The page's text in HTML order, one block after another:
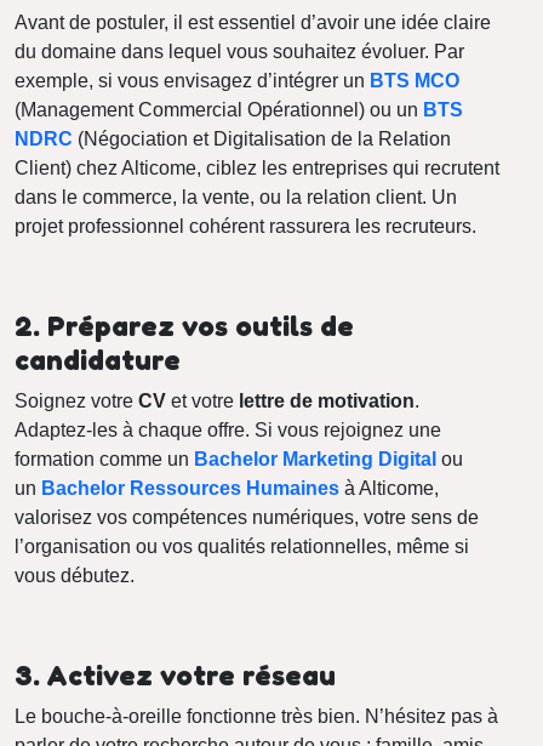
Avant de postuler, il est essentiel d’avoir une idée claire
du domaine dans lequel vous souhaitez évoluer. Par
exemple, si vous envisagez d’intégrer un BTS MCO
(Management Commercial Opérationnel) ou un BTS
NDRC (Négociation et Digitalisation de la Relation
Client) chez Alticome, ciblez les entreprises qui recrutent
dans le commerce, la vente, ou la relation client. Un
projet professionnel cohérent rassurera les recruteurs.
2. Préparez vos outils de
candidature
Soignez votre CV et votre lettre de motivation.
Adaptez-les à chaque offre. Si vous rejoignez une
formation comme un Bachelor Marketing Digital ou
un Bachelor Ressources Humaines à Alticome,
valorisez vos compétences numériques, votre sens de
l’organisation ou vos qualités relationnelles, même si
vous débutez.
3. Activez votre réseau
Le bouche-à-oreille fonctionne très bien. N’hésitez pas à